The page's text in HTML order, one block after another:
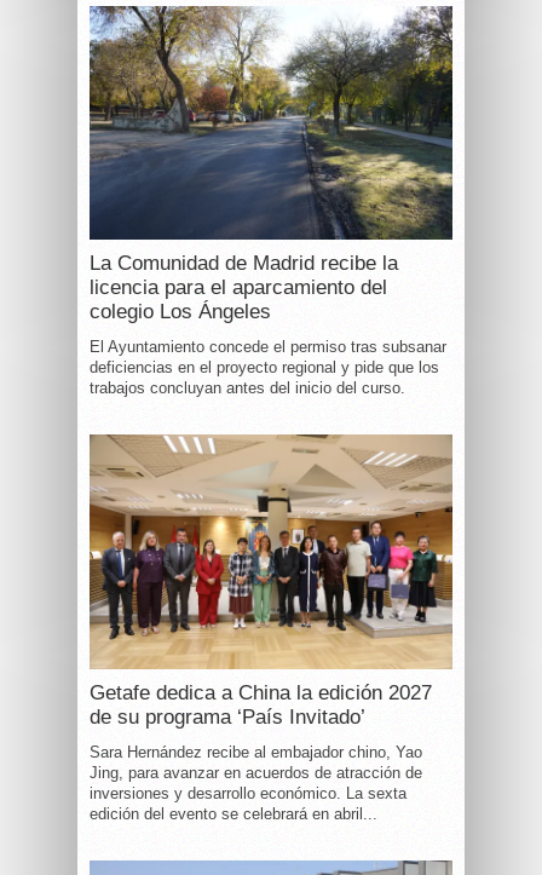
La Comunidad de Madrid recibe la
licencia para el aparcamiento del
colegio Los Ángeles
El Ayuntamiento concede el permiso tras subsanar
deficiencias en el proyecto regional y pide que los
trabajos concluyan antes del inicio del curso.
Getafe dedica a China la edición 2027
de su programa ‘País Invitado’
Sara Hernández recibe al embajador chino, Yao
Jing, para avanzar en acuerdos de atracción de
inversiones y desarrollo económico. La sexta
edición del evento se celebrará en abril...